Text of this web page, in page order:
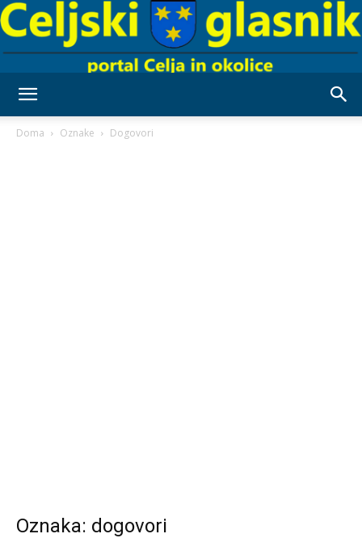
Doma Oznake Dogovori
Oznaka: dogovori